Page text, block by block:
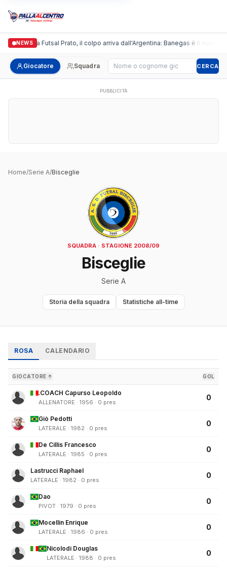
NEWS
Italgronda Futsal Prato, il colpo arriva dall'Argentina: Banegas è il nuovo
Giocatore Squadra Cerca giocatore CERCA
PUBBLICITÀ
Home/Serie A/Bisceglie
SQUADRA · STAGIONE 2008/09
Bisceglie
Serie A
Storia della squadra Statistiche all-time
ROSA CALENDARIO
GIOCATORE ↑ GOL
.COACH Capurso Leopoldo
ALLENATORE · 1956 · 0 pres
0
Giò Pedotti
LATERALE · 1982 · 0 pres
0
De Cillis Francesco
LATERALE · 1985 · 0 pres
0
Lastrucci Raphael
LATERALE · 1982 · 0 pres
0
Dao
PIVOT · 1979 · 0 pres
0
Mocellin Enrique
LATERALE · 1986 · 0 pres
0
Nicolodi Douglas
LATERALE · 1988 · 0 pres
0